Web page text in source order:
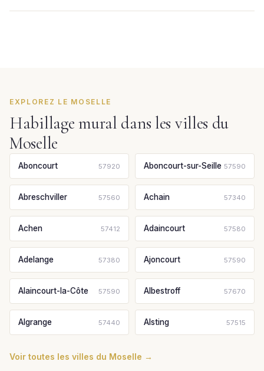
EXPLOREZ LE MOSELLE
Habillage mural dans les villes du
Moselle
Aboncourt 57920 Aboncourt-sur-Seille 57590
Abreschviller 57560 Achain 57340
Achen 57412 Adaincourt 57580
Adelange 57380 Ajoncourt 57590
Alaincourt-la-Côte 57590 Albestroff 57670
Algrange 57440 Alsting 57515
Voir toutes les villes du Moselle →